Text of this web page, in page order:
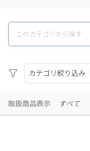
カテゴリ絞り込み
取扱商品表示 すべて